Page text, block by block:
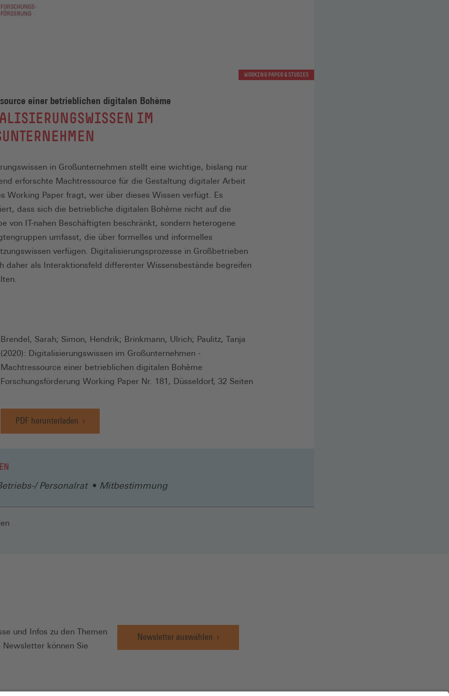
WORKING PAPER & STUDIES
einer betrieblichen digitalen Bohème
IM
in Großunternehmen stellt eine wichtige, bislang nur
erforschte Machtressource für die Gestaltung digitaler Arbeit
Working Paper fragt, wer über dieses Wissen verfügt. Es
dass sich die betriebliche digitalen Bohème nicht auf die
von IT-nahen Beschäftigten beschränkt, sondern heterogene
umfasst, die über formelles und informelles
verfügen. Digitalisierungsprozesse in Großbetrieben
daher als Interaktionsfeld differenter Wissensbestände begreifen
Brendel, Sarah; Simon, Hendrik; Brinkmann, Ulrich; Paulitz, Tanja
(2020): Digitalisierungswissen im Großunternehmen -
Machtressource einer betrieblichen digitalen Bohème
Forschungsförderung Working Paper Nr. 181, Düsseldorf, 32 Seiten
PDF herunterladen
Personalrat Mitbestimmung
und Infos zu den Themen
können Sie
Newsletter auswählen